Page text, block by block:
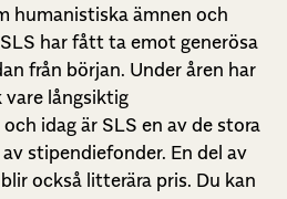
humanistiska ämnen och
har fått ta emot generösa
från början. Under åren har
långsiktig
idag är SLS en av de stora
stipendiefonder. En del av
också litterära pris. Du kan